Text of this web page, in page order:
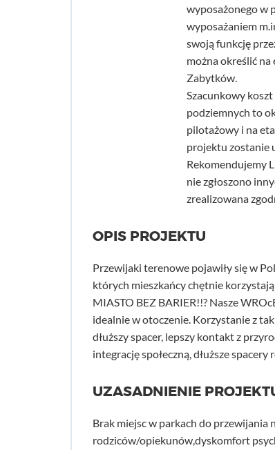
wyposażonego w
wyposażaniem
swoją funkcję
można określić
Zabytków.
Szacunkowy
podziemnych to
pilotażowy i na
projektu zostanie
Rekomendujemy
nie zgłoszono
zrealizowana
OPIS PROJEKTU
Przewijaki terenowe pojawiły się w
których mieszkańcy chętnie
MIASTO BEZ BARIER!!? Nasze
idealnie w otoczenie. Korzystanie z
dłuższy spacer, lepszy kontakt z
integrację społeczną, dłuższe
UZASADNIENIE
Brak miejsc w parkach do przewijania
rodziców/opiekunów,dyskomfort